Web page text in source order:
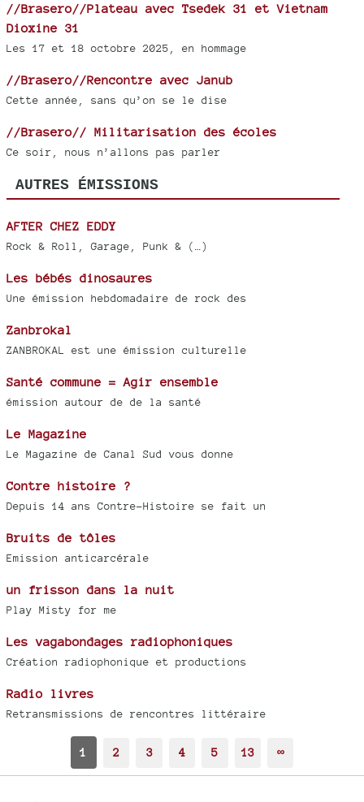
//Brasero//Plateau avec Tsedek 31 et Vietnam
Dioxine 31
Les 17 et 18 octobre 2025, en hommage
//Brasero//Rencontre avec Janub
Cette année, sans qu’on se le dise
//Brasero// Militarisation des écoles
Ce soir, nous n’allons pas parler
AUTRES ÉMISSIONS
AFTER CHEZ EDDY
Rock & Roll, Garage, Punk & (…)
Les bébés dinosaures
Une émission hebdomadaire de rock des
Zanbrokal
ZANBROKAL est une émission culturelle
Santé commune = Agir ensemble
émission autour de de la santé
Le Magazine
Le Magazine de Canal Sud vous donne
Contre histoire ?
Depuis 14 ans Contre-Histoire se fait un
Bruits de tôles
Emission anticarcérale
un frisson dans la nuit
Play Misty for me
Les vagabondages radiophoniques
Création radiophonique et productions
Radio livres
Retransmissions de rencontres littéraire
1 2 3 4 5 13 ∞